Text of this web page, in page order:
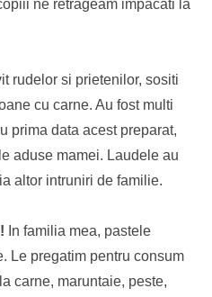
ne retrageam impacati la
rudelor si prietenilor, sositi
cu carne. Au fost multi
prima data acest preparat,
aduse mamei. Laudele au
altor intruniri de familie.
In familia mea, pastele
Le pregatim pentru consum
carne, maruntaie, peste,